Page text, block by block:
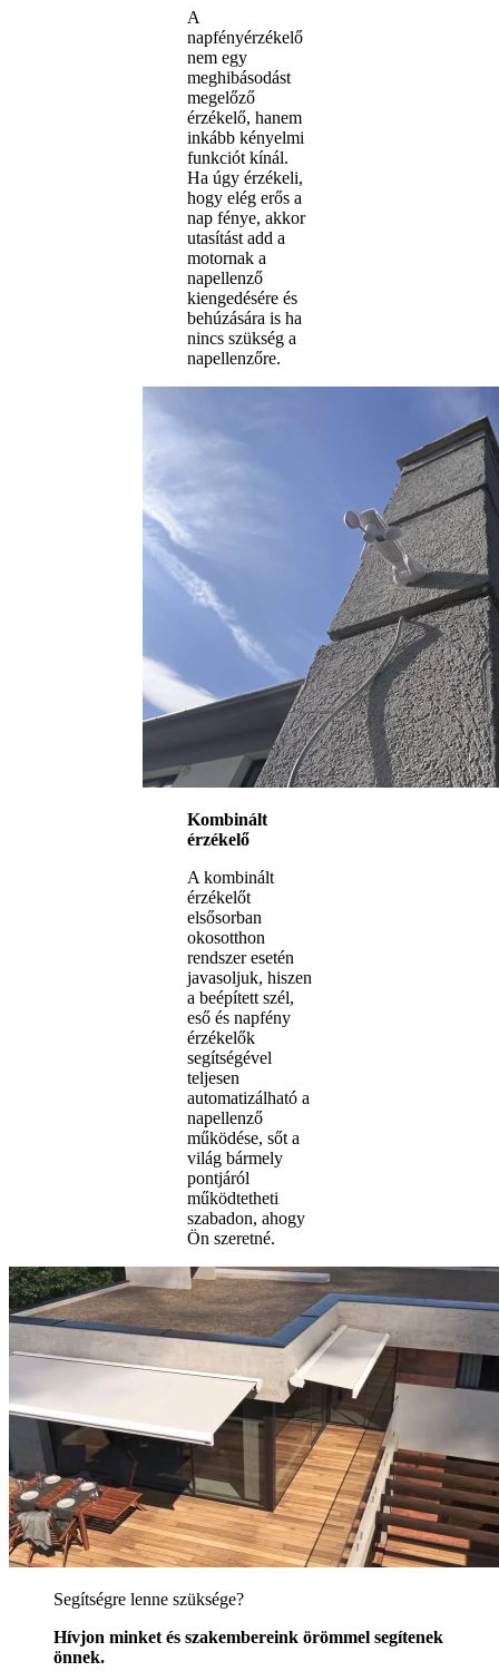
A
napfényérzékelő
nem egy
meghibásodást
megelőző
érzékelő, hanem
inkább kényelmi
funkciót kínál.
Ha úgy érzékeli,
hogy elég erős a
nap fénye, akkor
utasítást add a
motornak a
napellenző
kiengedésére és
behúzására is ha
nincs szükség a
napellenzőre.
Kombinált
érzékelő
A kombinált
érzékelőt
elsősorban
okosotthon
rendszer esetén
javasoljuk, hiszen
a beépített szél,
eső és napfény
érzékelők
segítségével
teljesen
automatizálható a
napellenző
működése, sőt a
világ bármely
pontjáról
működtetheti
szabadon, ahogy
Ön szeretné.
Segítségre lenne szüksége?
Hívjon minket és szakembereink örömmel segítenek
önnek.